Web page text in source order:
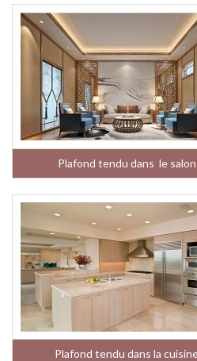
Plafond tendu dans le salon
Plafond tendu dans la